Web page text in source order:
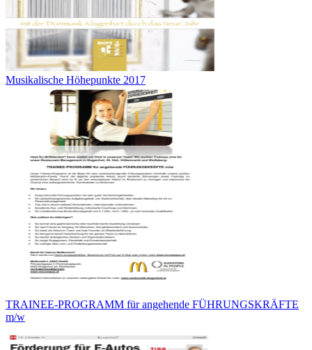
Musikalische Höhepunkte 2017
TRAINEE-PROGRAMM für angehende FÜHRUNGSKRÄFTE
m/w